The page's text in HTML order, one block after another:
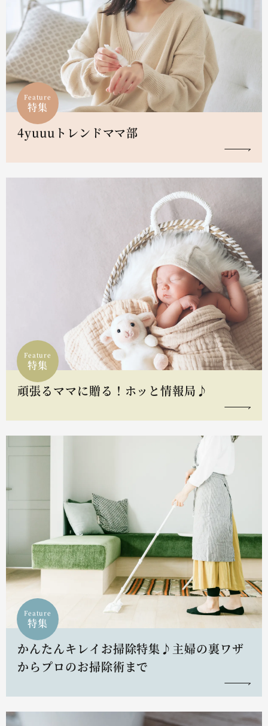
Feature
特集
4yuuuトレンドママ部
Feature
特集
頑張るママに贈る！ホッと情報局♪
Feature
特集
かんたんキレイお掃除特集♪主婦の裏ワザ
からプロのお掃除術まで